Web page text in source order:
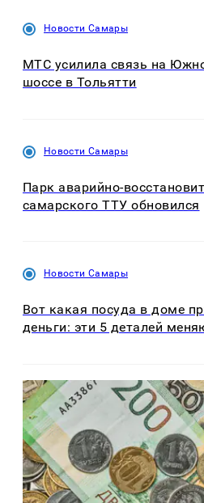
Новости Самары
МТС усилила связь на
шоссе в Тольятти
Новости Самары
Парк аварийно-
самарского ТТУ обновился
Новости Самары
Вот какая посуда в доме
деньги: эти 5 деталей